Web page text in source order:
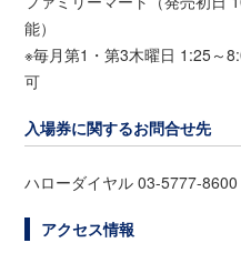
能）
※毎月第1・第3木曜日 1:25～
可
入場券に関するお問合せ先
ハローダイヤル 03-5777-8600
アクセス情報